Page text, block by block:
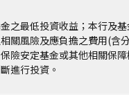
最低投資收益；本行及
關風險及應負擔之費用(含
險安定基金或其他相關保
進行投資。